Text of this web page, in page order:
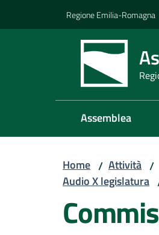
Regione Emilia-Romagna
Assemblea
Home / Attività /
Audio X legislatura